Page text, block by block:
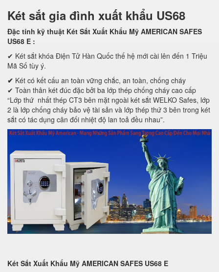
Két sắt gia đình xuất khẩu US68
Đặc tính kỹ thuật Két Sắt Xuất Khẩu Mỹ AMERICAN SAFES
US68 E :
✔ Két sắt khóa Điện Tử Hàn Quốc thế hệ mới cài lên đến 1 Triệu
Mã Số tùy ý.
✔ Két có kết cấu an toàn vững chắc, an toàn, chống cháy
✔ Toàn thân két đúc đặc bởi ba lớp thép chống cháy cao cấp
“Lớp thứ nhất thép CT3 bên mặt ngoài két sắt WELKO Safes, lớp
2 là lớp chống cháy bảo vệ tài sản và lớp thép thứ 3 bên trong két
sắt có tác dụng cân đối nhiệt độ lan toả đều nhau”.
Két Sắt Xuất Khẩu Mỹ AMERICAN SAFES US68 E